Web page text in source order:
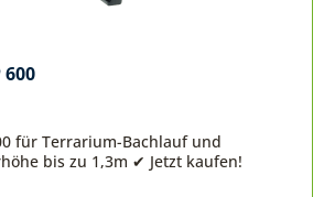
für Terrarium-Bachlauf und
bis zu 1,3m ✔ Jetzt kaufen!